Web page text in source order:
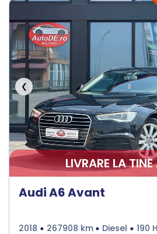
❮
LIVRARE LA
Audi A6 Avant
2018 267908 km Diesel 190